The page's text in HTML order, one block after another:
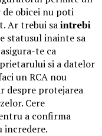
de obicei nu poti
Ar trebui saintrebi
statusul inainte sa
te ca
si a datelor
un RCA nou
despre protejarea
Cere
a confirma
incredere.